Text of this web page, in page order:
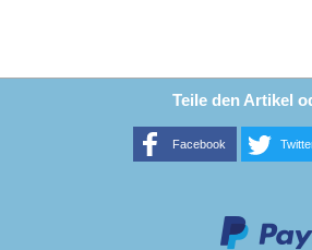
Teile den Artikel
Facebook